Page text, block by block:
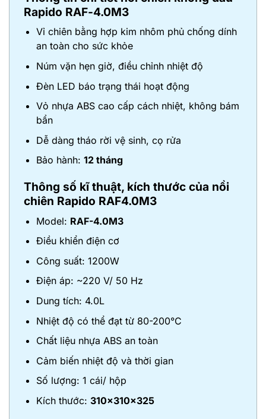
Rapido RAF-4.0M3
Vỉ chiên bằng hợp kim nhôm phủ chống dính
an toàn cho sức khỏe
Núm vặn hẹn giờ, điều chỉnh nhiệt độ
Đèn LED báo trạng thái hoạt động
Vỏ nhựa ABS cao cấp cách nhiệt, không bám
bẩn
Dễ dàng tháo rời vệ sinh, cọ rửa
Bảo hành: 12 tháng
Thông số kĩ thuật, kích thước của nồi
chiên Rapido RAF4.0M3
Model: RAF-4.0M3
Điều khiển điện cơ
Công suất: 1200W
Điện áp: ~220 V/ 50 Hz
Dung tích: 4.0L
Nhiệt độ có thể đạt từ 80-200°C
Chất liệu nhựa ABS an toàn
Cảm biến nhiệt độ và thời gian
Số lượng: 1 cái/ hộp
Kích thước: 310x310x325